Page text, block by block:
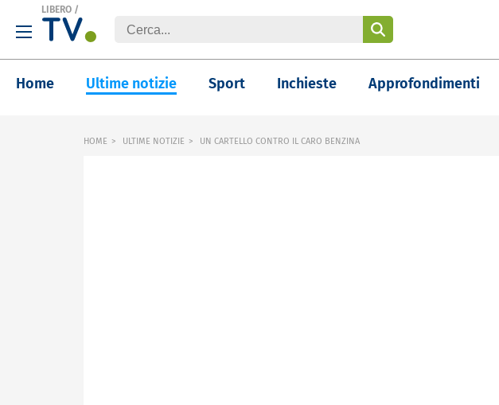
LIBERO /
Home Ultime notizie Sport Inchieste Approfondimenti
HOME ULTIME NOTIZIE UN CARTELLO CONTRO IL CARO BENZINA